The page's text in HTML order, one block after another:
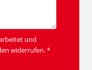
und
widerrufen. *